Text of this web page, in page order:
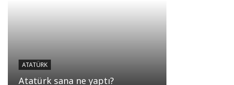
ATATÜRK
Atatürk sana ne yaptı?